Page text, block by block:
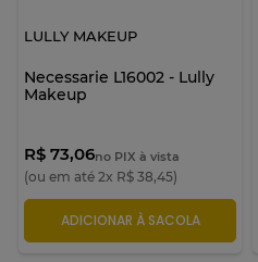
LULLY MAKEUP
Necessarie L16002 - Lully
Makeup
R$ 73,06no PIX à vista
(ou em até 2x R$ 38,45)
ADICIONAR À SACOLA